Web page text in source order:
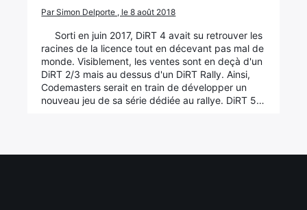
Par Simon Delporte , le 8 août 2018
Sorti en juin 2017, DiRT 4 avait su retrouver les
racines de la licence tout en décevant pas mal de
monde. Visiblement, les ventes sont en deçà d'un
DiRT 2/3 mais au dessus d'un DiRT Rally. Ainsi,
Codemasters serait en train de développer un
nouveau jeu de sa série dédiée au rallye. DiRT 5…